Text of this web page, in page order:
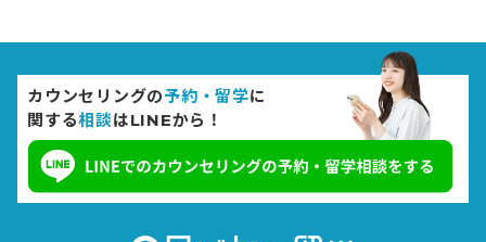
カウンセリングの予約・留学に
関する相談はLINEから！